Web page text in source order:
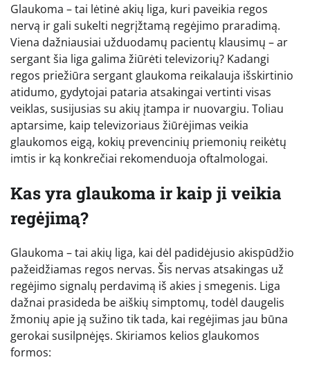
Glaukoma – tai lėtinė akių liga, kuri paveikia regos
nervą ir gali sukelti negrįžtamą regėjimo praradimą.
Viena dažniausiai užduodamų pacientų klausimų – ar
sergant šia liga galima žiūrėti televizorių? Kadangi
regos priežiūra sergant glaukoma reikalauja išskirtinio
atidumo, gydytojai pataria atsakingai vertinti visas
veiklas, susijusias su akių įtampa ir nuovargiu. Toliau
aptarsime, kaip televizoriaus žiūrėjimas veikia
glaukomos eigą, kokių prevencinių priemonių reikėtų
imtis ir ką konkrečiai rekomenduoja oftalmologai.
Kas yra glaukoma ir kaip ji veikia
regėjimą?
Glaukoma – tai akių liga, kai dėl padidėjusio akispūdžio
pažeidžiamas regos nervas. Šis nervas atsakingas už
regėjimo signalų perdavimą iš akies į smegenis. Liga
dažnai prasideda be aiškių simptomų, todėl daugelis
žmonių apie ją sužino tik tada, kai regėjimas jau būna
gerokai susilpnėjęs. Skiriamos kelios glaukomos
formos: